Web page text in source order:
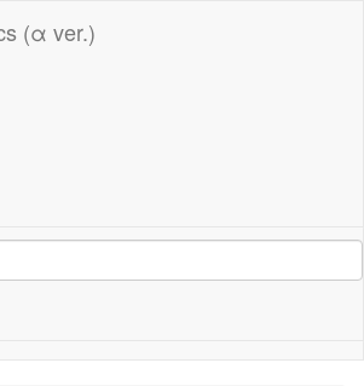
(α ver.)